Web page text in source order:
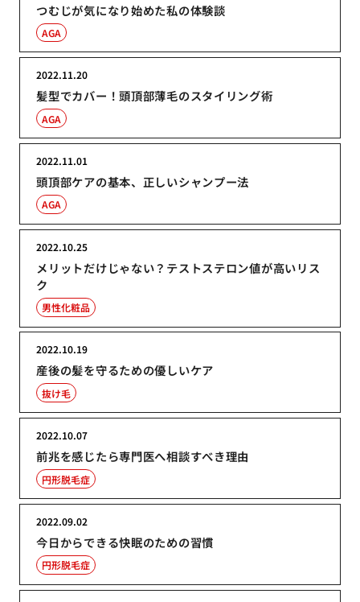
つむじが気になり始めた私の体験談
AGA
髪型でカバー！頭頂部薄毛のスタイリング術
2022.11.20
AGA
頭頂部ケアの基本、正しいシャンプー法
2022.11.01
AGA
メリットだけじゃない？テストステロン値が高いリス
ク
2022.10.25
男性化粧品
産後の髪を守るための優しいケア
2022.10.19
抜け毛
前兆を感じたら専門医へ相談すべき理由
2022.10.07
円形脱毛症
今日からできる快眠のための習慣
2022.09.02
円形脱毛症